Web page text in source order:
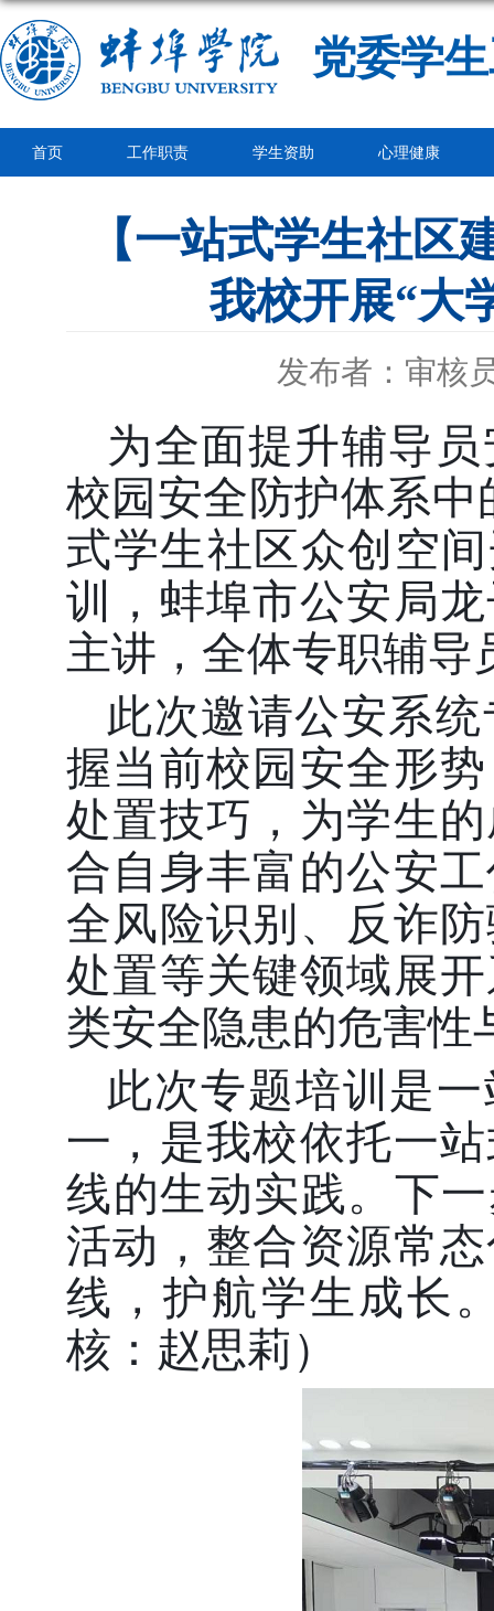
党委学
首页 工作职责 学生资助 心理健康
【一站式学生社
我校开展“大
发布者：审核
为全面提升辅导
校园安全防护体系
式学生社区众创空
训，蚌埠市公安局
主讲，全体专职辅导
此次邀请公安系
握当前校园安全形
处置技巧，为学生
合自身丰富的公安
全风险识别、反诈
处置等关键领域展
类安全隐患的危害性
此次专题培训是
一，是我校依托一
线的生动实践。下
活动，整合资源常
线，护航学生成长
核：赵思莉）